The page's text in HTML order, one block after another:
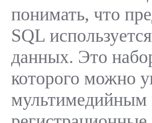
понимать, что
SQL
данных. Это
которого можно
мультимедийным